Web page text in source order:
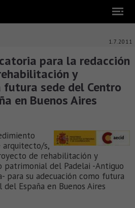
1.7.2011
para la redacción
y
futura sede del Centro
en Buenos Aires
arquitecto/s,
de rehabilitación y
patrimonial del Padelai -Antiguo
para su adecuación como futura
España en Buenos Aires